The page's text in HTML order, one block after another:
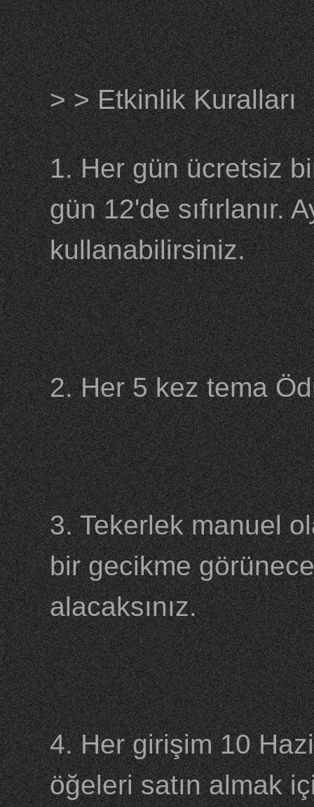
> > Etkinlik Kuralları
1. Her gün ücretsiz
gün 12'de sıfırlanır.
kullanabilirsiniz.
2. Her 5 kez tema
3. Tekerlek manuel
bir gecikme
alacaksınız.
4. Her girişim 10
öğeleri satın almak